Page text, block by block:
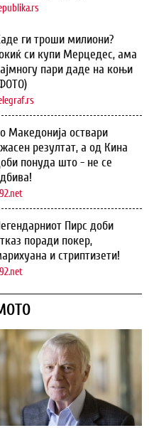
ги троши милиони?
си купи Мерцедес, ама
пари даде на коњи
Македонија оствари
резултат, а од Кина
понуда што - не се
Пирс доби
поради покер,
и стриптизети!